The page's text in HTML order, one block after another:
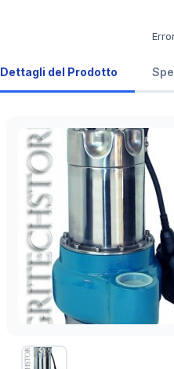
Dettagli del Prodotto